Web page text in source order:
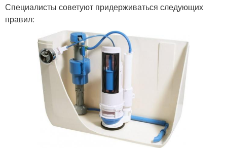
Специалисты советуют придерживаться следующих
правил: